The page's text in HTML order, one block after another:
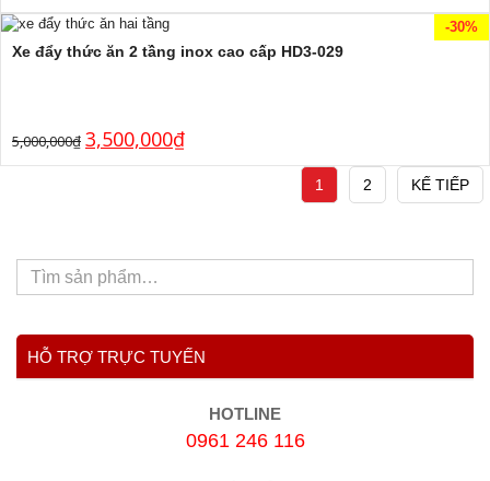
-30%
Xe đẩy thức ăn 2 tầng inox cao cấp HD3-029
5,000,000₫ 3,500,000₫
1 2 KẾ TIẾP
HỖ TRỢ TRỰC TUYẾN
HOTLINE
0961 246 116